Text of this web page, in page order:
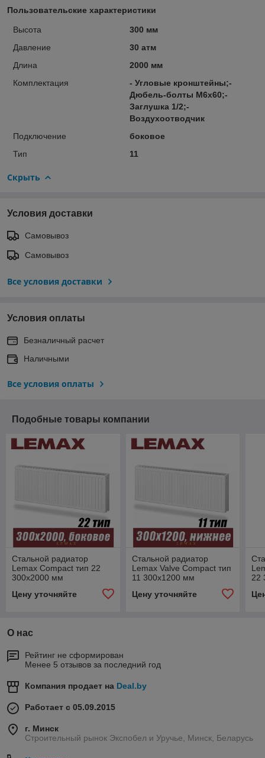
Пользовательские характеристики
Высота
300 мм
Давление
30 атм
Длина
2000 мм
Комплектация
- Угловые кронштейны;-
Дюбель-болты М6х60;-
Заглушка 1/2;-
Воздухоотводчик
Подключение
боковое
Тип
11
Скрыть
Условия доставки
Самовывоз
Самовывоз
Все условия доставки
Условия оплаты
Безналичный расчет
Наличными
Все условия оплаты
Подобные товары компании
Стальной радиатор
Lemax Compact тип 22
300x2000 мм
Цену уточняйте
Стальной радиатор
Lemax Valve Compact тип
11 300x1200 мм
Цену уточняйте
22
О нас
Рейтинг не сформирован
Менее 5 отзывов за последний год
Компания продает на Deal.by
Работает с 05.09.2015
г. Минск
Строительный рынок Экспобел и Уручье, Минск, Беларусь